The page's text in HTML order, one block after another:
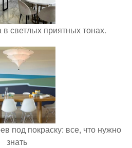
светлых приятных тонах.
под покраску: все, что нужно
знать